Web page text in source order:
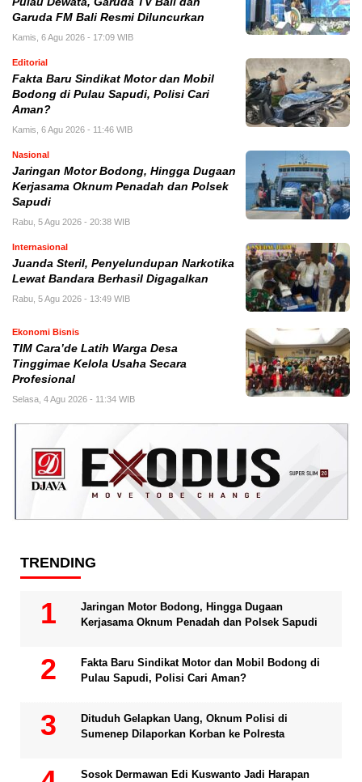
Garuda FM Bali Resmi Diluncurkan
Kamis, 6 Agu 2026 - 17:09 WIB
Editorial
Fakta Baru Sindikat Motor dan Mobil
Bodong di Pulau Sapudi, Polisi Cari
Aman?
Kamis, 6 Agu 2026 - 11:46 WIB
Nasional
Jaringan Motor Bodong, Hingga Dugaan
Kerjasama Oknum Penadah dan Polsek
Sapudi
Rabu, 5 Agu 2026 - 20:38 WIB
Internasional
Juanda Steril, Penyelundupan Narkotika
Lewat Bandara Berhasil Digagalkan
Rabu, 5 Agu 2026 - 13:49 WIB
Ekonomi Bisnis
TIM Cara’de Latih Warga Desa
Tinggimae Kelola Usaha Secara
Profesional
Selasa, 4 Agu 2026 - 11:34 WIB
TRENDING
Jaringan Motor Bodong, Hingga Dugaan
Kerjasama Oknum Penadah dan Polsek Sapudi
Fakta Baru Sindikat Motor dan Mobil Bodong di
Pulau Sapudi, Polisi Cari Aman?
Dituduh Gelapkan Uang, Oknum Polisi di
Sumenep Dilaporkan Korban ke Polresta
Sosok Dermawan Edi Kuswanto Jadi Harapan